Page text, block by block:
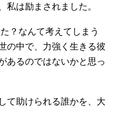
私は励まされました。
？なんて考えてしまう
の中で、力強く生きる彼
あるのではないかと思っ
て助けられる誰かを、大